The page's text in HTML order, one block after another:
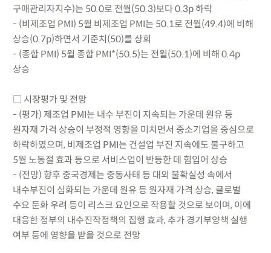
구매관리자지수)는 50.0로 전월(50.3)보다 0.3p 하락
- (비제조업 PMI) 5월 비제조업 PMI는 50.1로 전월(49.4)에 비해
상승(0.7p)하면서 기준치(50)를 상회
- (종합 PMI) 5월 종합 PMI*(50.5)는 전월(50.1)에 비해 0.4p
상승
□ 시장평가 및 전망
- (평가) 제조업 PMI는 내수 부진이 지속되는 가운데 원유 등
원자재 가격 상승이 부정적 영향을 미치면서 중소기업을 중심으로
하락하였으며, 비제조업 PMI는 건설업 부진 지속에도 불구하고
5월 노동절 효과 등으로 서비스업이 반등한 데 힘입어 상승
- (전망) 향후 중국경제는 중동사태 등 대외 불확실성 속에서
내수부진이 심화되는 가운데 원유 등 원자재 가격 상승, 글로벌
수요 둔화 우려 등이 리스크 요인으로 작용할 것으로 보이며, 이에
대응한 정부의 내수진작정책의 집행 효과, 추가 경기부양책 실행
여부 등에 영향을 받을 것으로 전망